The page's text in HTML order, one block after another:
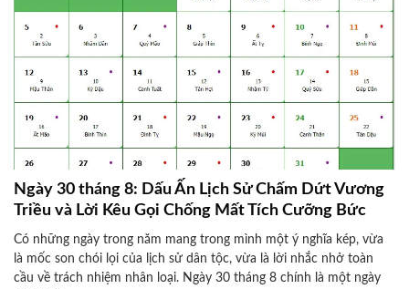
Ngày 30 tháng 8: Dấu Ấn Lịch Sử Chấm Dứt Vương
Triều và Lời Kêu Gọi Chống Mất Tích Cưỡng Bức
Có những ngày trong năm mang trong mình một ý nghĩa kép, vừa
là mốc son chói lọi của lịch sử dân tộc, vừa là lời nhắc nhở toàn
cầu về trách nhiệm nhân loại. Ngày 30 tháng 8 chính là một ngày